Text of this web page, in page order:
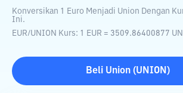
Konversikan 1 Euro Menjadi Union Dengan
Ini.
EUR/UNION Kurs: 1 EUR = 3509.86400877
Beli Union(UNION )